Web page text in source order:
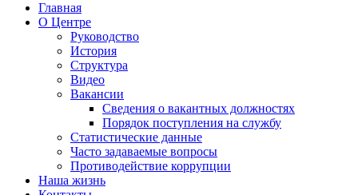
Главная
О Центре
Руководство
История
Структура
Видео
Вакансии
Сведения о вакантных должностях
Порядок поступления на службу
Статистические данные
Часто задаваемые вопросы
Противодействие коррупции
Наша жизнь